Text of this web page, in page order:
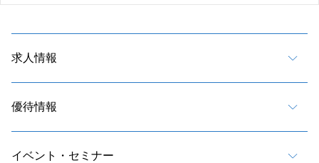
求人情報
優待情報
イベント・セミナー